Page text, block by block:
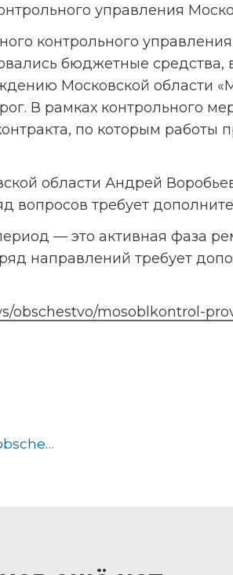
управления
контрольного
бюджетные
Московской области
В рамках контрольного
по которым работы
области Андрей
вопросов требует
— это активная фаза
направлений требует
obschestvo/mosoblkontrol-
https://riamo.ru/news/obschestvo/mosoblkontrol-proverjaet-remont-63-dorog-v-podmoskove/